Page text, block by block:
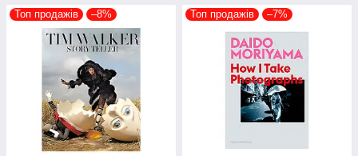
Топ продажів –8% Топ продажів –7%